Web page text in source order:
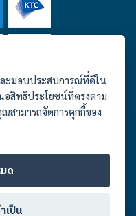
าร์ 09.00-18.00 น.
ะมอบประสบการณ์ที่ดีใน
อสิทธิประโยชน์ที่ตรงตาม
สามารถจัดการคุกกี้ของ
ด
เป็น